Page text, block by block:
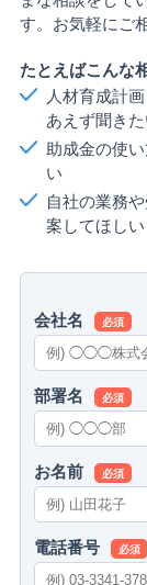
す。お気軽にご
たとえばこんな
人材育成計
あえず聞き
助成金の使
い
自社の業務
案してほしい
会社名 必須
部署名 必須
お名前 必須
電話番号 必須